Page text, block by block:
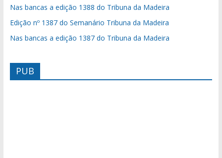
Nas bancas a edição 1388 do Tribuna da Madeira
Edição nº 1387 do Semanário Tribuna da Madeira
Nas bancas a edição 1387 do Tribuna da Madeira
PUB